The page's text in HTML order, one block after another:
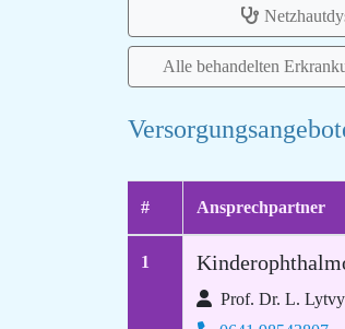
Alle behandelten
# Ansprechpartner
1
Prof. Dr. L.